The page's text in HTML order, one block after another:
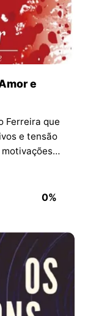
e
Ferreira que
e tensão
0%